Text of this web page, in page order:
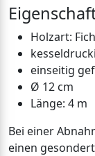
Holzart:
einseitig
Ø 12 cm
Länge: 4 m
Bei einer
einen